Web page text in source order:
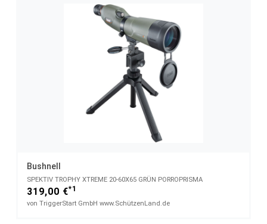
Bushnell
SPEKTIV TROPHY XTREME 20-60X65 GRÜN PORROPRISMA
319,00 €*1
von TriggerStart GmbH www.SchützenLand.de